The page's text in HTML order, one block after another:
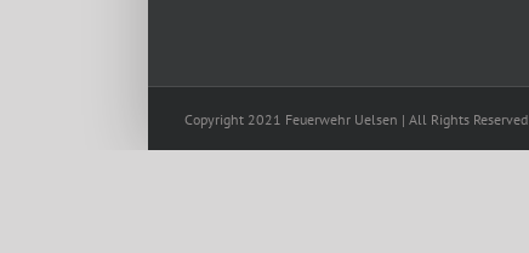
Copyright 2021 Feuerwehr Uelsen | All Rights Reserved